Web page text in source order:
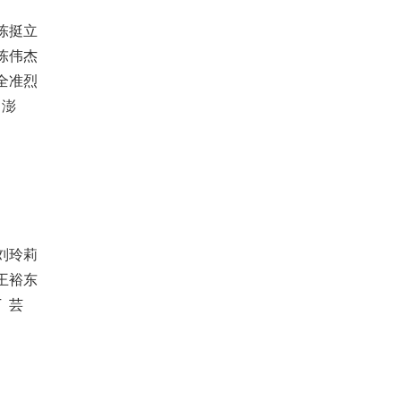
立
杰
准烈
莉
东
芸